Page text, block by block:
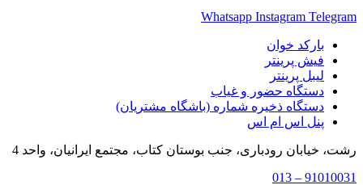
Whatsapp Instagram Telegram
بارکد خوان
فیش پرینتر
لیبل پرینتر
دستگاه حضور و غیاب
دستگاه ذخیره شماره (باشگاه مشتریان)
پنل اس ام اس
رشت، خیابان رودباری، جنب بوستان کتاب، مجتمع ایرانیان، واحد 4
91010031 – 013